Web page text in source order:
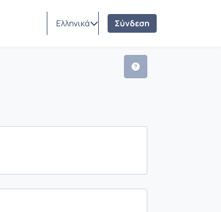
Ελληνικά Σύνδεση